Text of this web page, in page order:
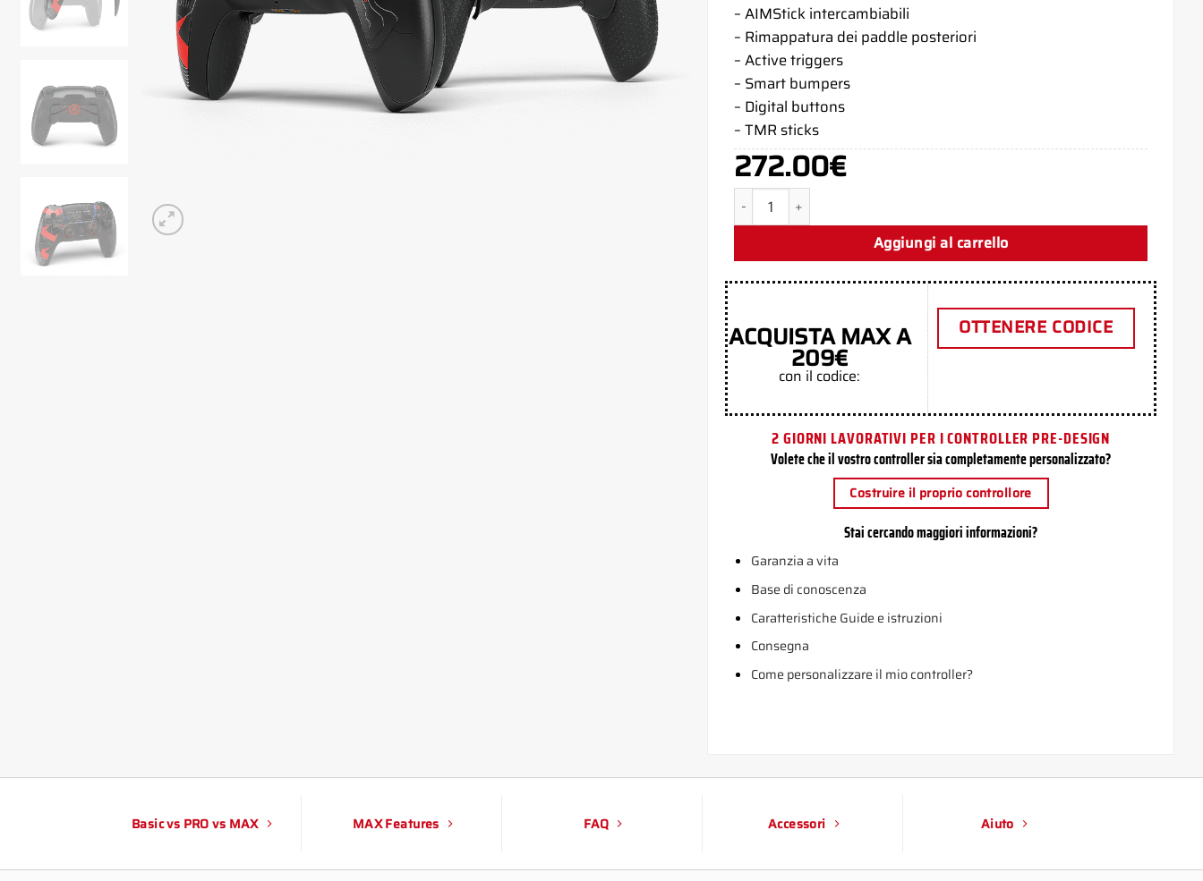
– AIMStick intercambiabili
– Rimappatura dei paddle posteriori
– Active triggers
– Smart bumpers
– Digital buttons
– TMR sticks
272.00€
Expel PS5 Aim Controller quantità
Aggiungi al carrello
ACQUISTA MAX A
209€
con il codice:
OTTENERE CODICE
2 GIORNI LAVORATIVI PER I CONTROLLER PRE-DESIGN
Volete che il vostro controller sia completamente personalizzato?
Costruire il proprio controllore
Stai cercando maggiori informazioni?
Garanzia a vita
Base di conoscenza
Caratteristiche Guide e istruzioni
Consegna
Come personalizzare il mio controller?
Basic vs PRO vs MAX MAX Features FAQ Accessori Aiuto